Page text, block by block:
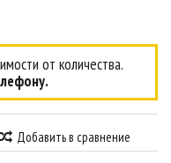
от количества.
Добавить в сравнение